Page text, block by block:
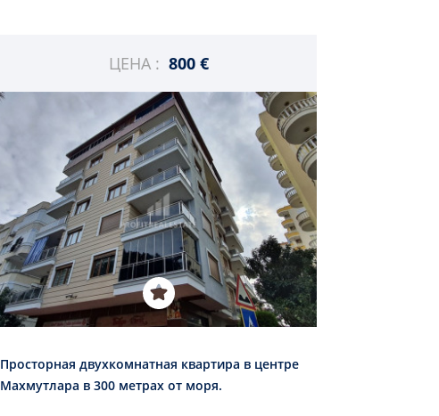
ЦЕНА : 800 €
Просторная двухкомнатная квартира в центре
Махмутлара в 300 метрах от моря.